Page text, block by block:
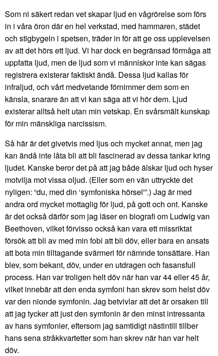
Som ni säkert redan vet skapar ljud en vågrörelse som förs
in i våra öron där en hel verkstad, med hammaren, städet
och stigbygeln i spetsen, träder in för att ge oss upplevelsen
av att det hörs ett ljud. Vi har dock en begränsad förmåga att
uppfatta ljud, men de ljud som vi människor inte kan sägas
registrera existerar faktiskt ändå. Dessa ljud kallas för
infraljud, och vårt medvetande förnimmer dem som en
känsla, snarare än att vi kan säga att vi hör dem. Ljud
existerar alltså helt utan min vetskap. En svårsmält kunskap
för min mänskliga narcissism.
Så här är det givetvis med ljus och mycket annat, men jag
kan ändå inte låta bli att bli fascinerad av dessa tankar kring
ljudet. Kanske beror det på att jag både älskar ljud och hyser
motvilja mot vissa oljud. (Eller som en vän uttryckte det
nyligen: “du, med din ‘symfoniska hörsel'”.) Jag är med
andra ord mycket mottaglig för ljud, på gott och ont. Kanske
är det också därför som jag läser en biografi om Ludwig van
Beethoven, vilket förvisso också kan vara ett missriktat
försök att bli av med min fobi att bli döv, eller bara en ansats
att bota min tilltagande svärmeri för nämnde tonsättare. Han
blev, som bekant, döv, under en utdragen och fasansfull
process. Han var troligen helt döv när han var 44 eller 45 år,
vilket innebär att den enda symfoni han skrev som helst döv
var den nionde symfonin. Jag betvivlar att det är orsaken till
att jag tycker att just den symfonin är den minst intressanta
av hans symfonier, eftersom jag samtidigt nästintill tillber
hans sena stråkkvartetter som han skrev när han var helt
döv.